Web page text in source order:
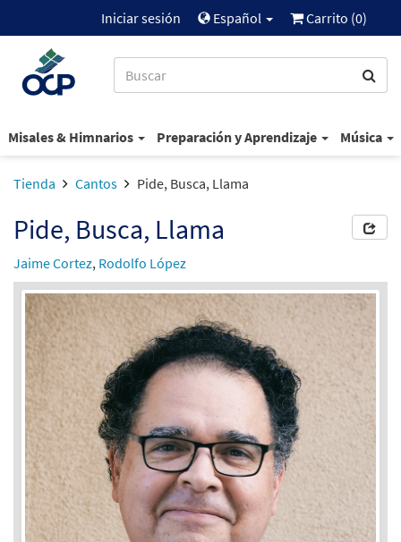
Iniciar sesión Español Carrito (0)
Misales & Himnarios Preparación y Aprendizaje Música
Tienda Cantos Pide, Busca, Llama
Pide, Busca, Llama
Jaime Cortez, Rodolfo López